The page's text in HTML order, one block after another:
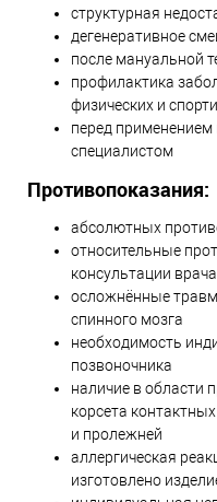
структурная
дегенеративное
после мануальной
профилактика
физических и
перед применением
специалистом
Противопоказания:
абсолютных
относительные
консультации
осложнённые
спинного мозга
необходимость
позвоночника
наличие в области
корсета
и пролежней
аллергическая
изготовлено